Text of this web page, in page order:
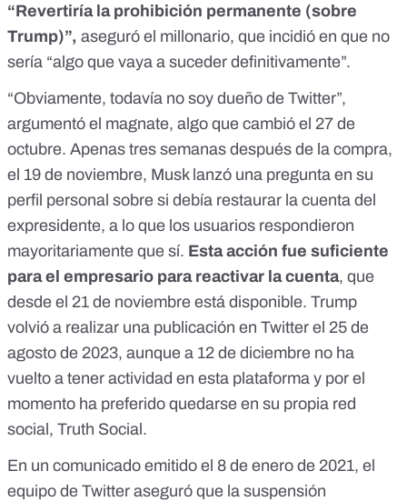
“Revertiría la prohibición permanente (sobre
Trump)”, aseguró el millonario, que incidió en que no
sería “algo que vaya a suceder definitivamente”.
“Obviamente, todavía no soy dueño de Twitter”,
argumentó el magnate, algo que cambió el 27 de
octubre. Apenas tres semanas después de la compra,
el 19 de noviembre, Musk lanzó una pregunta en su
perfil personal sobre si debía restaurar la cuenta del
expresidente, a lo que los usuarios respondieron
mayoritariamente que sí. Esta acción fue suficiente
para el empresario para reactivar la cuenta, que
desde el 21 de noviembre está disponible. Trump
volvió a realizar una publicación en Twitter el 25 de
agosto de 2023, aunque a 12 de diciembre no ha
vuelto a tener actividad en esta plataforma y por el
momento ha preferido quedarse en su propia red
social, Truth Social.
En un comunicado emitido el 8 de enero de 2021, el
equipo de Twitter aseguró que la suspensión